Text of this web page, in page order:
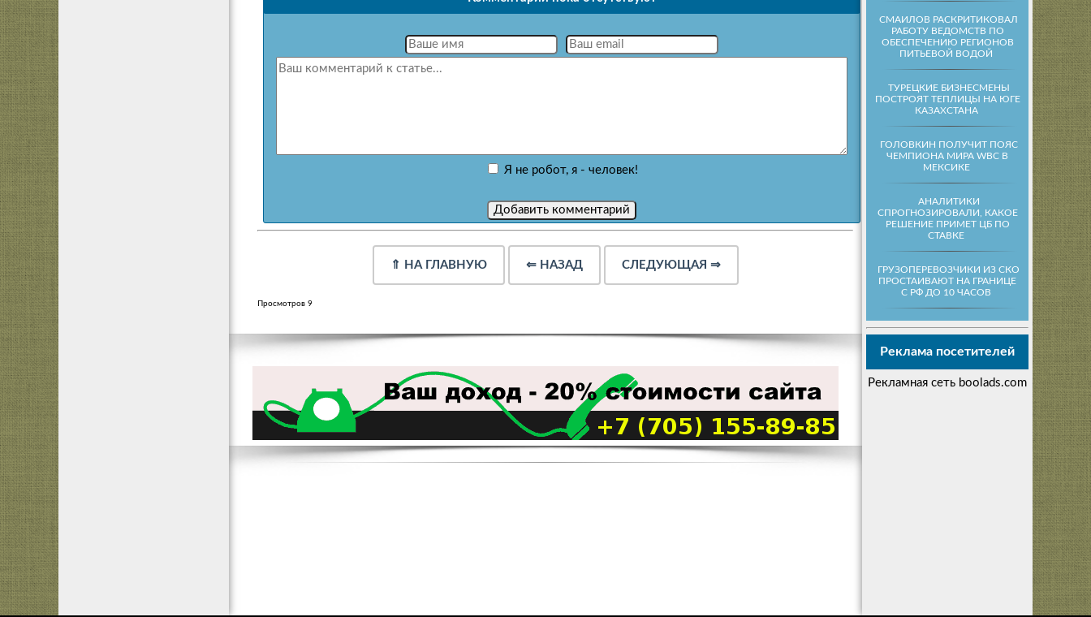
СМАИЛОВ РАСКРИТИКОВАЛ
РАБОТУ ВЕДОМСТВ ПО
ОБЕСПЕЧЕНИЮ РЕГИОНОВ
ПИТЬЕВОЙ ВОДОЙ
ТУРЕЦКИЕ БИЗНЕСМЕНЫ
ПОСТРОЯТ ТЕПЛИЦЫ НА ЮГЕ
КАЗАХСТАНА
ГОЛОВКИН ПОЛУЧИТ ПОЯС
ЧЕМПИОНА МИРА WBC В
МЕКСИКЕ
АНАЛИТИКИ
СПРОГНОЗИРОВАЛИ, КАКОЕ
РЕШЕНИЕ ПРИМЕТ ЦБ ПО
СТАВКЕ
ГРУЗОПЕРЕВОЗЧИКИ ИЗ СКО
ПРОСТАИВАЮТ НА ГРАНИЦЕ
С РФ ДО 10 ЧАСОВ
Реклама посетителей
Рекламная сеть boolads.com
Я не робот, я - человек!
⇑ НА ГЛАВНУЮ ⇐ НАЗАД СЛЕДУЮЩАЯ ⇒
Просмотров 9